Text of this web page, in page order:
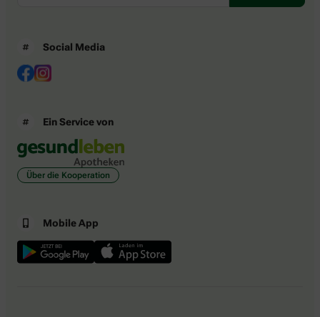
Social Media
Ein Service von
Über die Kooperation
Mobile App